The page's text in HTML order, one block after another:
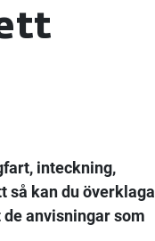
inteckning,
så kan du överklaga
anvisningar som